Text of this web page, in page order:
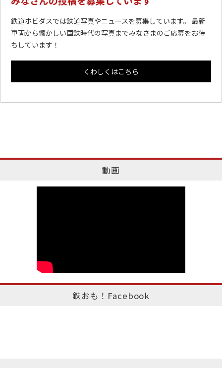
鉄道ホビダスでは鉄道写真やニュースを募集しています。 最新
車両から懐かしい国鉄時代の写真までみなさまのご応募をお待
ちしています！
くわしくはこちら
動画
鉄おも！Facebook